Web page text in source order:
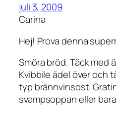
juli 3, 2009
Carina
Hej! Prova denna
Smöra bröd. Täck med
Kvibbile ädel över och
typ brännvinsost.
svampsoppan eller